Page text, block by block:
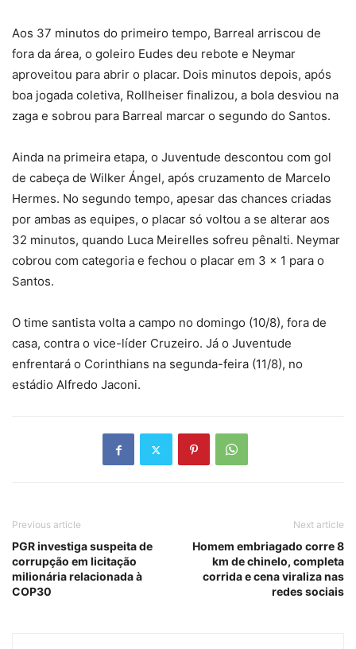
Aos 37 minutos do primeiro tempo, Barreal arriscou de
fora da área, o goleiro Eudes deu rebote e Neymar
aproveitou para abrir o placar. Dois minutos depois, após
boa jogada coletiva, Rollheiser finalizou, a bola desviou na
zaga e sobrou para Barreal marcar o segundo do Santos.
Ainda na primeira etapa, o Juventude descontou com gol
de cabeça de Wilker Ángel, após cruzamento de Marcelo
Hermes. No segundo tempo, apesar das chances criadas
por ambas as equipes, o placar só voltou a se alterar aos
32 minutos, quando Luca Meirelles sofreu pênalti. Neymar
cobrou com categoria e fechou o placar em 3 x 1 para o
Santos.
O time santista volta a campo no domingo (10/8), fora de
casa, contra o vice-líder Cruzeiro. Já o Juventude
enfrentará o Corinthians na segunda-feira (11/8), no
estádio Alfredo Jaconi.
Previous article
PGR investiga suspeita de
corrupção em licitação
milionária relacionada à
COP30
Next article
Homem embriagado corre 8
km de chinelo, completa
corrida e cena viraliza nas
redes sociais